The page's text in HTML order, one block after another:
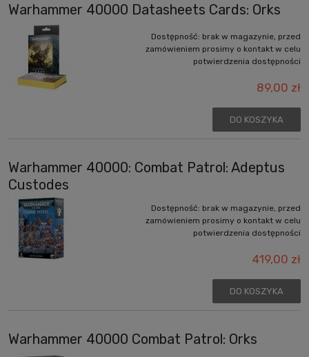
Warhammer 40000 Datasheets Cards: Orks
Dostępność: brak w magazynie, przed
zamówieniem prosimy o kontakt w celu
potwierdzenia dostępności
89,00 zł
DO KOSZYKA
Warhammer 40000: Combat Patrol: Adeptus
Custodes
Dostępność: brak w magazynie, przed
zamówieniem prosimy o kontakt w celu
potwierdzenia dostępności
419,00 zł
DO KOSZYKA
Warhammer 40000 Combat Patrol: Orks